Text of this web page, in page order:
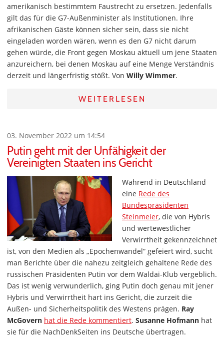
amerikanisch bestimmtem Faustrecht zu ersetzen. Jedenfalls
gilt das für die G7-Außenminister als Institutionen. Ihre
afrikanischen Gäste können sicher sein, dass sie nicht
eingeladen worden wären, wenn es den G7 nicht darum
gehen würde, die Front gegen Moskau aktuell um jene Staaten
anzureichern, bei denen Moskau auf eine Menge Verständnis
derzeit und längerfristig stößt. Von Willy Wimmer.
WEITERLESEN
03. November 2022 um 14:54
Putin geht mit der Unfähigkeit der
Vereinigten Staaten ins Gericht
Während in Deutschland
eine Rede des
Bundespräsidenten
Steinmeier, die von Hybris
und wertewestlicher
Verwirrtheit gekennzeichnet
ist, von den Medien als „Epochenwandel“ gefeiert wird, sucht
man Berichte über die nahezu zeitgleich gehaltene Rede des
russischen Präsidenten Putin vor dem Waldai-Klub vergeblich.
Das ist wenig verwunderlich, ging Putin doch genau mit jener
Hybris und Verwirrtheit hart ins Gericht, die zurzeit die
Außen- und Sicherheitspolitik des Westens prägen. Ray
McGovern hat die Rede kommentiert. Susanne Hofmann hat
sie für die NachDenkSeiten ins Deutsche übertragen.